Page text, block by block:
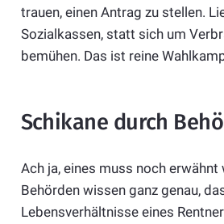
trauen, einen Antrag zu stellen.
Sozialkassen, statt sich um
bemühen. Das ist reine
Schikane durch
Ach ja, eines muss noch erwähnt
Behörden wissen ganz genau,
Lebensverhältnisse eines